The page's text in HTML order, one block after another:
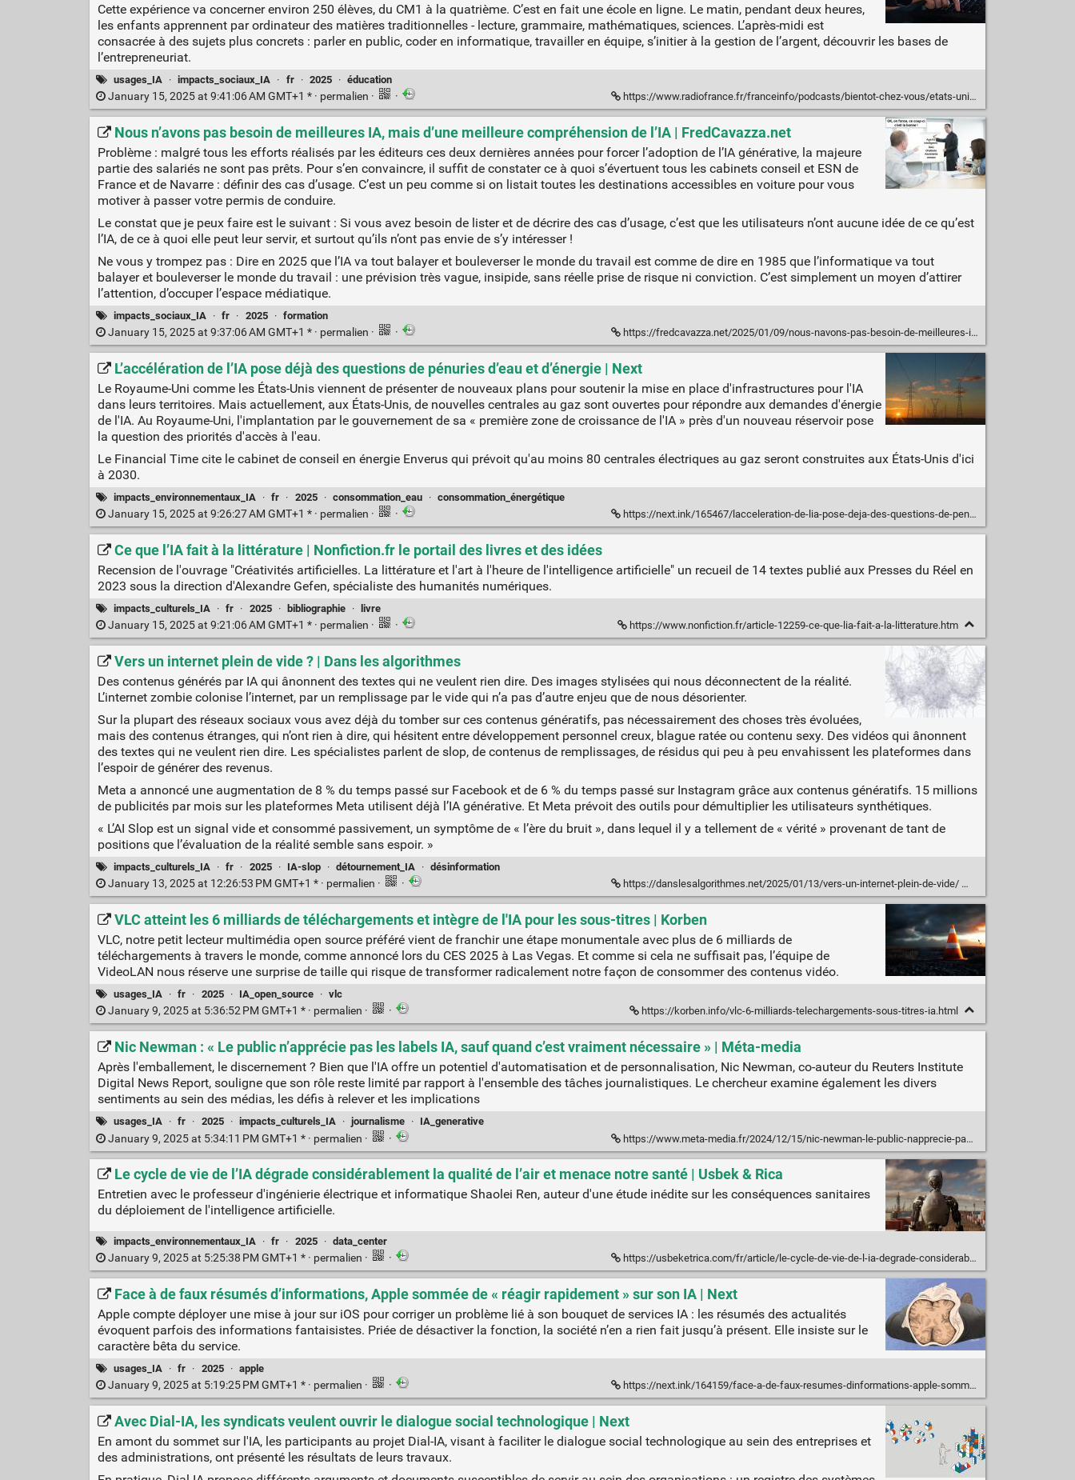
Cette expérience va concerner environ 250 élèves, du CM1 à la quatrième. C’est en fait une école en ligne. Le matin, pendant deux heures,
les enfants apprennent par ordinateur des matières traditionnelles - lecture, grammaire, mathématiques, sciences. L’après-midi est
consacrée à des sujets plus concrets : parler en public, coder en informatique, travailler en équipe, s’initier à la gestion de l’argent, découvrir les bases de
l’entrepreneuriat.
usages_IA · impacts_sociaux_IA · fr · 2025 · éducation
January 15, 2025 at 9:41:06 AM GMT+1 * · permalien · · https://www.radiofrance.fr/franceinfo/podcasts/bientot-chez-vous/etats-unis-des-ecoles-experimentent-l-ia-a-la-place-du-professeur-pour-gagner-en-efficacite-9569600
Nous n’avons pas besoin de meilleures IA, mais d’une meilleure compréhension de l’IA | FredCavazza.net
Problème : malgré tous les efforts réalisés par les éditeurs ces deux dernières années pour forcer l’adoption de l’IA générative, la majeure
partie des salariés ne sont pas prêts. Pour s’en convaincre, il suffit de constater ce à quoi s’évertuent tous les cabinets conseil et ESN de
France et de Navarre : définir des cas d’usage. C’est un peu comme si on listait toutes les destinations accessibles en voiture pour vous
motiver à passer votre permis de conduire.
Le constat que je peux faire est le suivant : Si vous avez besoin de lister et de décrire des cas d’usage, c’est que les utilisateurs n’ont aucune idée de ce qu’est
l’IA, de ce à quoi elle peut leur servir, et surtout qu’ils n’ont pas envie de s’y intéresser !
Ne vous y trompez pas : Dire en 2025 que l’IA va tout balayer et bouleverser le monde du travail est comme de dire en 1985 que l’informatique va tout
balayer et bouleverser le monde du travail : une prévision très vague, insipide, sans réelle prise de risque ni conviction. C’est simplement un moyen d’attirer
l’attention, d’occuper l’espace médiatique.
impacts_sociaux_IA · fr · 2025 · formation
January 15, 2025 at 9:37:06 AM GMT+1 * · permalien · · https://fredcavazza.net/2025/01/09/nous-navons-pas-besoin-de-meilleures-ia-mais-dune-meilleure-comprehension-de-lia/
L’accélération de l’IA pose déjà des questions de pénuries d’eau et d’énergie | Next
Le Royaume-Uni comme les États-Unis viennent de présenter de nouveaux plans pour soutenir la mise en place d'infrastructures pour l'IA
dans leurs territoires. Mais actuellement, aux États-Unis, de nouvelles centrales au gaz sont ouvertes pour répondre aux demandes d'énergie
de l'IA. Au Royaume-Uni, l'implantation par le gouvernement de sa « première zone de croissance de l'IA » près d'un nouveau réservoir pose
la question des priorités d'accès à l'eau.
Le Financial Time cite le cabinet de conseil en énergie Enverus qui prévoit qu'au moins 80 centrales électriques au gaz seront construites aux États-Unis d'ici
à 2030.
impacts_environnementaux_IA · fr · 2025 · consommation_eau · consommation_énergétique
January 15, 2025 at 9:26:27 AM GMT+1 * · permalien · · https://next.ink/165467/lacceleration-de-lia-pose-deja-des-questions-de-penuries-deau-et-denergie/
Ce que l’IA fait à la littérature | Nonfiction.fr le portail des livres et des idées
Recension de l'ouvrage "Créativités artificielles. La littérature et l'art à l'heure de l'intelligence artificielle" un recueil de 14 textes publié aux Presses du Réel en
2023 sous la direction d'Alexandre Gefen, spécialiste des humanités numériques.
impacts_culturels_IA · fr · 2025 · bibliographie · livre
January 15, 2025 at 9:21:06 AM GMT+1 * · permalien · · https://www.nonfiction.fr/article-12259-ce-que-lia-fait-a-la-litterature.htm
Vers un internet plein de vide ? | Dans les algorithmes
Des contenus générés par IA qui ânonnent des textes qui ne veulent rien dire. Des images stylisées qui nous déconnectent de la réalité.
L’internet zombie colonise l’internet, par un remplissage par le vide qui n’a pas d’autre enjeu que de nous désorienter.
Sur la plupart des réseaux sociaux vous avez déjà du tomber sur ces contenus génératifs, pas nécessairement des choses très évoluées,
mais des contenus étranges, qui n’ont rien à dire, qui hésitent entre développement personnel creux, blague ratée ou contenu sexy. Des vidéos qui ânonnent
des textes qui ne veulent rien dire. Les spécialistes parlent de slop, de contenus de remplissages, de résidus qui peu à peu envahissent les plateformes dans
l’espoir de générer des revenus.
Meta a annoncé une augmentation de 8 % du temps passé sur Facebook et de 6 % du temps passé sur Instagram grâce aux contenus génératifs. 15 millions
de publicités par mois sur les plateformes Meta utilisent déjà l’IA générative. Et Meta prévoit des outils pour démultiplier les utilisateurs synthétiques.
« L’AI Slop est un signal vide et consommé passivement, un symptôme de « l’ère du bruit », dans lequel il y a tellement de « vérité » provenant de tant de
positions que l’évaluation de la réalité semble sans espoir. »
impacts_culturels_IA · fr · 2025 · IA-slop · détournement_IA · désinformation
January 13, 2025 at 12:26:53 PM GMT+1 * · permalien · · https://danslesalgorithmes.net/2025/01/13/vers-un-internet-plein-de-vide/
VLC atteint les 6 milliards de téléchargements et intègre de l'IA pour les sous-titres | Korben
VLC, notre petit lecteur multimédia open source préféré vient de franchir une étape monumentale avec plus de 6 milliards de
téléchargements à travers le monde, comme annoncé lors du CES 2025 à Las Vegas. Et comme si cela ne suffisait pas, l’équipe de
VideoLAN nous réserve une surprise de taille qui risque de transformer radicalement notre façon de consommer des contenus vidéo.
usages_IA · fr · 2025 · IA_open_source · vlc
January 9, 2025 at 5:36:52 PM GMT+1 * · permalien · · https://korben.info/vlc-6-milliards-telechargements-sous-titres-ia.html
Nic Newman : « Le public n’apprécie pas les labels IA, sauf quand c’est vraiment nécessaire » | Méta-media
Après l'emballement, le discernement ? Bien que l'IA offre un potentiel d'automatisation et de personnalisation, Nic Newman, co-auteur du Reuters Institute
Digital News Report, souligne que son rôle reste limité par rapport à l'ensemble des tâches journalistiques. Le chercheur examine également les divers
sentiments au sein des médias, les défis à relever et les implications
usages_IA · fr · 2025 · impacts_culturels_IA · journalisme · IA_generative
January 9, 2025 at 5:34:11 PM GMT+1 * · permalien · · https://www.meta-media.fr/2024/12/15/nic-newman-le-public-napprecie-pas-les-labels-ia-sauf-quand-cest-vraiment-necessaire.html
Le cycle de vie de l’IA dégrade considérablement la qualité de l’air et menace notre santé | Usbek & Rica
Entretien avec le professeur d'ingénierie électrique et informatique Shaolei Ren, auteur d'une étude inédite sur les conséquences sanitaires
du déploiement de l'intelligence artificielle.
impacts_environnementaux_IA · fr · 2025 · data_center
January 9, 2025 at 5:25:38 PM GMT+1 * · permalien · · https://usbeketrica.com/fr/article/le-cycle-de-vie-de-l-ia-degrade-considerablement-la-qualite-de-l-air-et-menace-notre-sante
Face à de faux résumés d’informations, Apple sommée de « réagir rapidement » sur son IA | Next
Apple compte déployer une mise à jour sur iOS pour corriger un problème lié à son bouquet de services IA : les résumés des actualités
évoquent parfois des informations fantaisistes. Priée de désactiver la fonction, la société n’en a rien fait jusqu’à présent. Elle insiste sur le
caractère bêta du service.
usages_IA · fr · 2025 · apple
January 9, 2025 at 5:19:25 PM GMT+1 * · permalien · · https://next.ink/164159/face-a-de-faux-resumes-dinformations-apple-sommee-de-reagir-rapidement-sur-son-ia/
Avec Dial-IA, les syndicats veulent ouvrir le dialogue social technologique | Next
En amont du sommet sur l'IA, les participants au projet Dial-IA, visant à faciliter le dialogue social technologique au sein des entreprises et
des administrations, ont présenté les résultats de leurs travaux.